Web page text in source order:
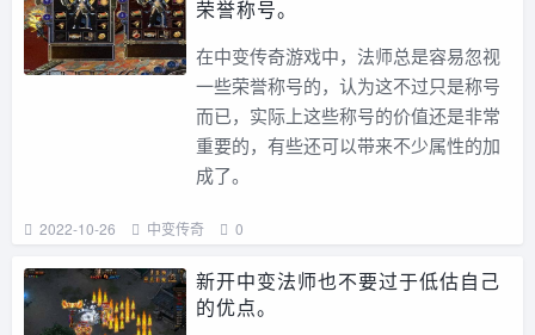
荣誉称号。
在中变传奇游戏中，法师总是容易忽视
一些荣誉称号的，认为这不过只是称号
而已，实际上这些称号的价值还是非常
重要的，有些还可以带来不少属性的加
成了。
2022-10-26 中变传奇 0
新开中变法师也不要过于低估自己
的优点。